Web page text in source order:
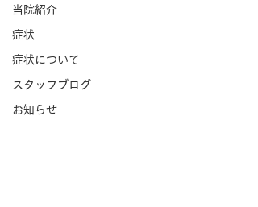
当院紹介
症状
症状について
スタッフブログ
お知らせ